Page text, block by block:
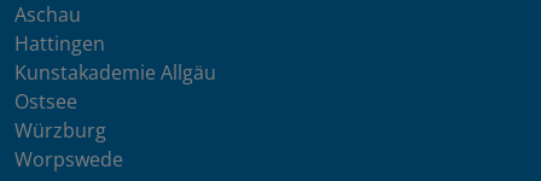
Aschau
Hattingen
Kunstakademie Allgäu
Ostsee
Würzburg
Worpswede